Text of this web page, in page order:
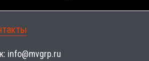
info@mvgrp.ru